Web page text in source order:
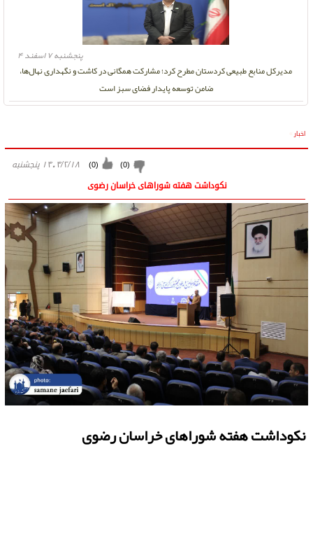
مدیرکل منابع طبیعی کردستان مطرح کرد؛ مشارکت همگانی در کاشت و نگهداری نهال‌ها،
ضامن توسعه پایدار فضای سبز است
پنجشنبه ۷ اسفند ۴
اخبار
۱۴۰۴/۲/۱۸ پنجشنبه (
0
) (
0
)
نکوداشت هفته شوراهای خراسان رضوی
نکوداشت هفته شوراهای خراسان رضوی